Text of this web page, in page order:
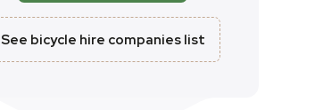
See bicycle hire companies list